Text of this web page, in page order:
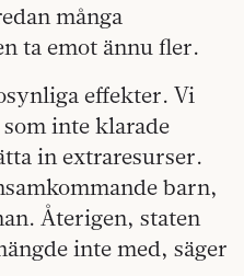
många
ta emot ännu fler.
effekter. Vi
som inte klarade
in extraresurser.
barn,
Återigen, staten
inte med, säger